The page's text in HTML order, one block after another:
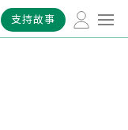
支持故事